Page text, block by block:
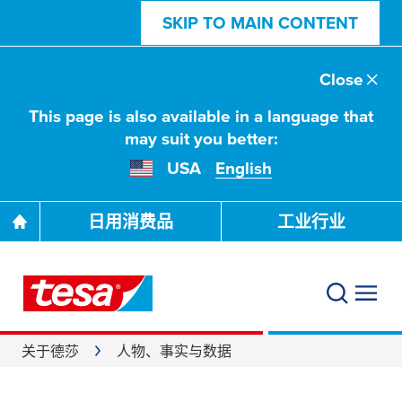
SKIP TO MAIN CONTENT
This page is also available in a language that
may suit you better:
USA
English
Close
日用消费品 工业行业
关于德莎 人物、事实与数据